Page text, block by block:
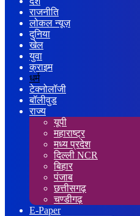
राजनीति
लोकल न्यूज़
दुनिया
खेल
युवा
क्राइम
धर्म
टेक्नोलॉजी
बॉलीवुड
राज्य
यूपी
महाराष्ट्र
मध्य प्रदेश
दिल्ली NCR
बिहार
पंजाब
छत्तीसगढ़
चण्डीगढ़
E-Paper